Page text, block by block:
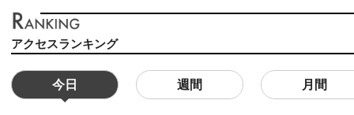
アクセスランキング
今日 週間 月間